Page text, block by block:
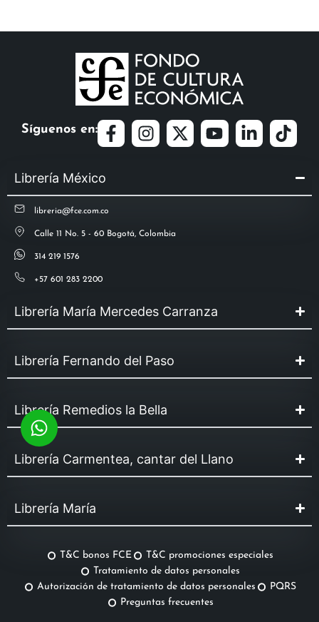
Síguenos en:
Librería México
libreria@fce.com.co
Calle 11 No. 5 - 60 Bogotá, Colombia
314 219 1576
+57 601 283 2200
Librería María Mercedes Carranza
Librería Fernando del Paso
Librería Remedios la Bella
Librería Carmentea, cantar del Llano
Librería María
T&C bonos FCE
T&C promociones especiales
Tratamiento de datos personales
Autorización de tratamiento de datos personales
PQRS
Preguntas frecuentes